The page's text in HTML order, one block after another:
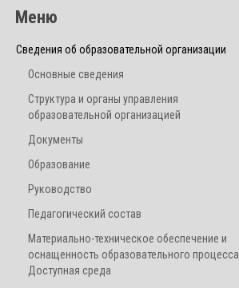
Меню
Сведения об образовательной организации
Основные сведения
Структура и органы управления
образовательной организацией
Документы
Образование
Руководство
Педагогический состав
Материально-техническое обеспечение и
оснащенность образовательного процесса.
Доступная среда